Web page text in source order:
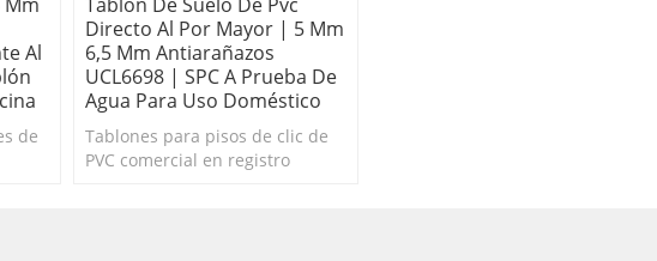
Al
de
Directo Al Por Mayor | 5 Mm
6,5 Mm Antiarañazos
UCL6698 | SPC A Prueba De
Agua Para Uso Doméstico
Tablones para pisos de clic de
PVC comercial en registro